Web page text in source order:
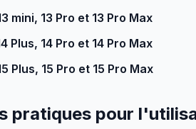
mini, 13 Pro et 13 Pro Max
Plus, 14 Pro et 14 Pro Max
Plus, 15 Pro et 15 Pro Max
pratiques pour